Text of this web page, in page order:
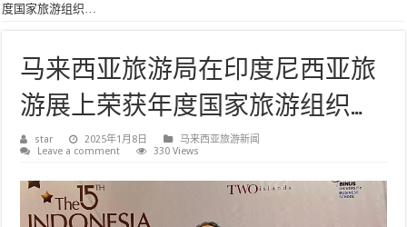
度国家旅游组织…
马来西亚旅游局在印度尼西亚旅
游展上荣获年度国家旅游组织…
star 2025年1月8日
马来西亚旅游新闻
Leave a comment
330 Views